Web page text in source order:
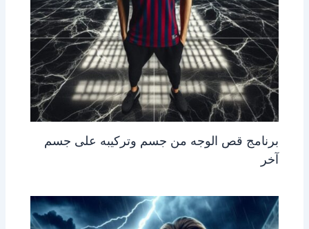
برنامج قص الوجه من جسم وتركيبه على جسم
آخر